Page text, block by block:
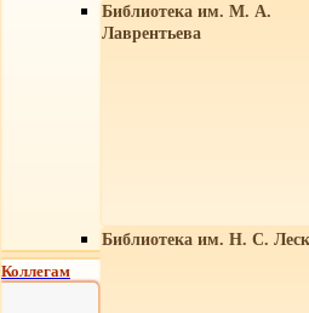
Библиотека им. М. А.
Лаврентьева
Библиотека им. Н. С.
Коллегам